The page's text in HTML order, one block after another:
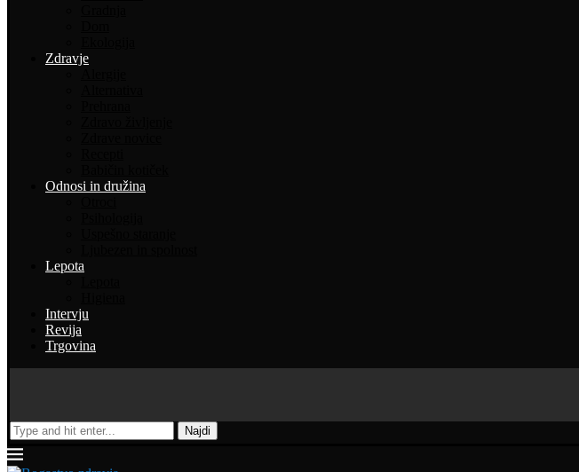
Zdravje
Odnosi in družina
Lepota
Intervju
Revija
Trgovina
Najdi